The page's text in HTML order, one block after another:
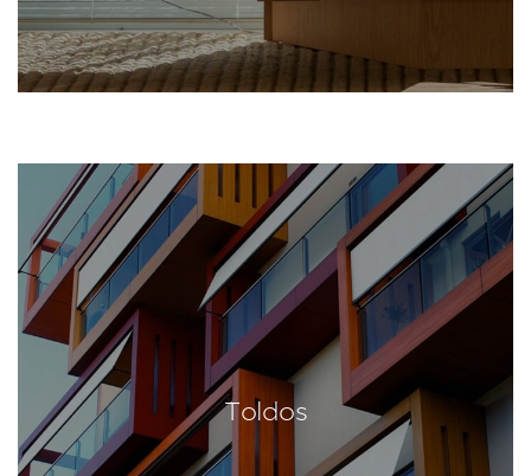
Toldos